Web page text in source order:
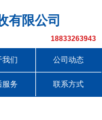
有限公司
18833263943
我们 公司动态
服务 联系方式